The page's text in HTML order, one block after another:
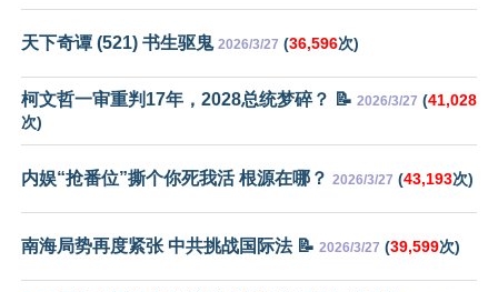
天下奇谭 (521) 书生驱鬼 2026/3/27 (36,596次)
柯文哲一审重判17年，2028总统梦碎？ 📝 2026/3/27 (41,028
次)
内娱“抢番位”撕个你死我活 根源在哪？ 2026/3/27 (43,193次)
南海局势再度紧张 中共挑战国际法 📝 2026/3/27 (39,599次)